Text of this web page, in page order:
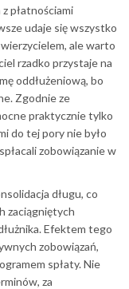
płatnościami
udaje się wszystko
ale warto
rzadko przystaje na
oddłużeniową, bo
Zgodnie ze
praktycznie tylko
do tej pory nie było
zobowiązanie w
długu, co
zaciągniętych
Efektem tego
zobowiązań,
spłaty. Nie
za